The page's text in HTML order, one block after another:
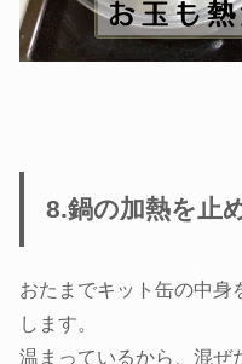
8.鍋の加熱を止
おたまでキット缶の中身
します。
温まっているから、混ぜ